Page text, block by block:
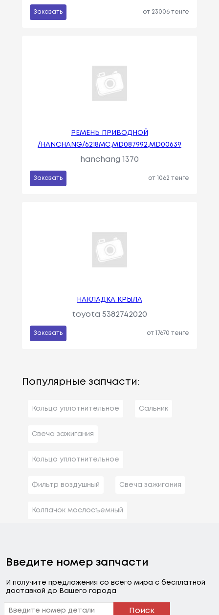
Заказать от 23006 тенге
РЕМЕНЬ ПРИВОДНОЙ
/HANCHANG/6218MC,MD087992,MD00639
hanchang 1370
Заказать от 1062 тенге
НАКЛАДКА КРЫЛА
toyota 5382742020
Заказать от 17670 тенге
Популярные запчасти:
Кольцо уплотнительное Сальник
Свеча зажигания
Кольцо уплотнительное
Фильтр воздушный Свеча зажигания
Колпачок маслосъемный
Введите номер запчасти
И получите предложения со всего мира с бесплатной
доставкой до Вашего города
Поиск